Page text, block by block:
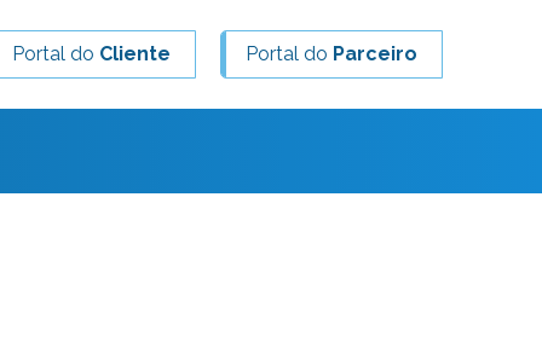
Portal do Cliente Portal do Parceiro